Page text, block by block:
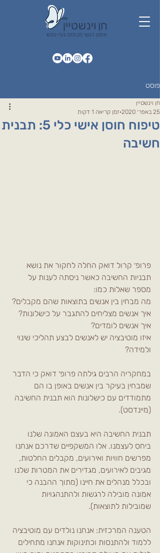
פוסט
טיפוח חוסן אישי כלי 5: תבנית
חשיבה
חן וינשטיין
25 באפר׳ 2020
זמן קריאה 1 דקות
פרופ׳ קרול דואק החלה לחקור את נושא
תבניות החשיבה כאשר ניסתה לענות על
מספר שאלות כמו:
מה מבחין בין אנשים בתוצאות שהם מקבלים?
איך אנשים מצליחים להתגבר על כישלונות?
איך אנשים לומדים?
איזו מוטיבציה יש לאנשים לבצע תהליכי שינוי
ולמידה?
במחקריה הרבים גילתה פרופ׳ דואק כי הדבר
שמבחין בעיקר בין אנשים באופן בו הם
מתמודדים עם כישלונות הוא תבנית החשיבה
(מיינדסט).
תבנית החשיבה היא בעצם האמונה שלנו
ביחס לעצמנו. אלו המשקפיים שדרכם אנחנו
מפרשים חוויות ואירועים, מקבלים החלטות,
מגיבים לאירועים, מגדירים את המטרות שלנו
ובכלל מנהלים את חיינו (מתוך ההבנה כי
אמונה מובילה לרגשות ולהתנהגויות
שמובילות לתוצאות).
הטענה המרכזית: אנחנו נולדים עם מוטיבציה
ללמוד ולהתנסות וכתינוקות אנחנו מתחילים